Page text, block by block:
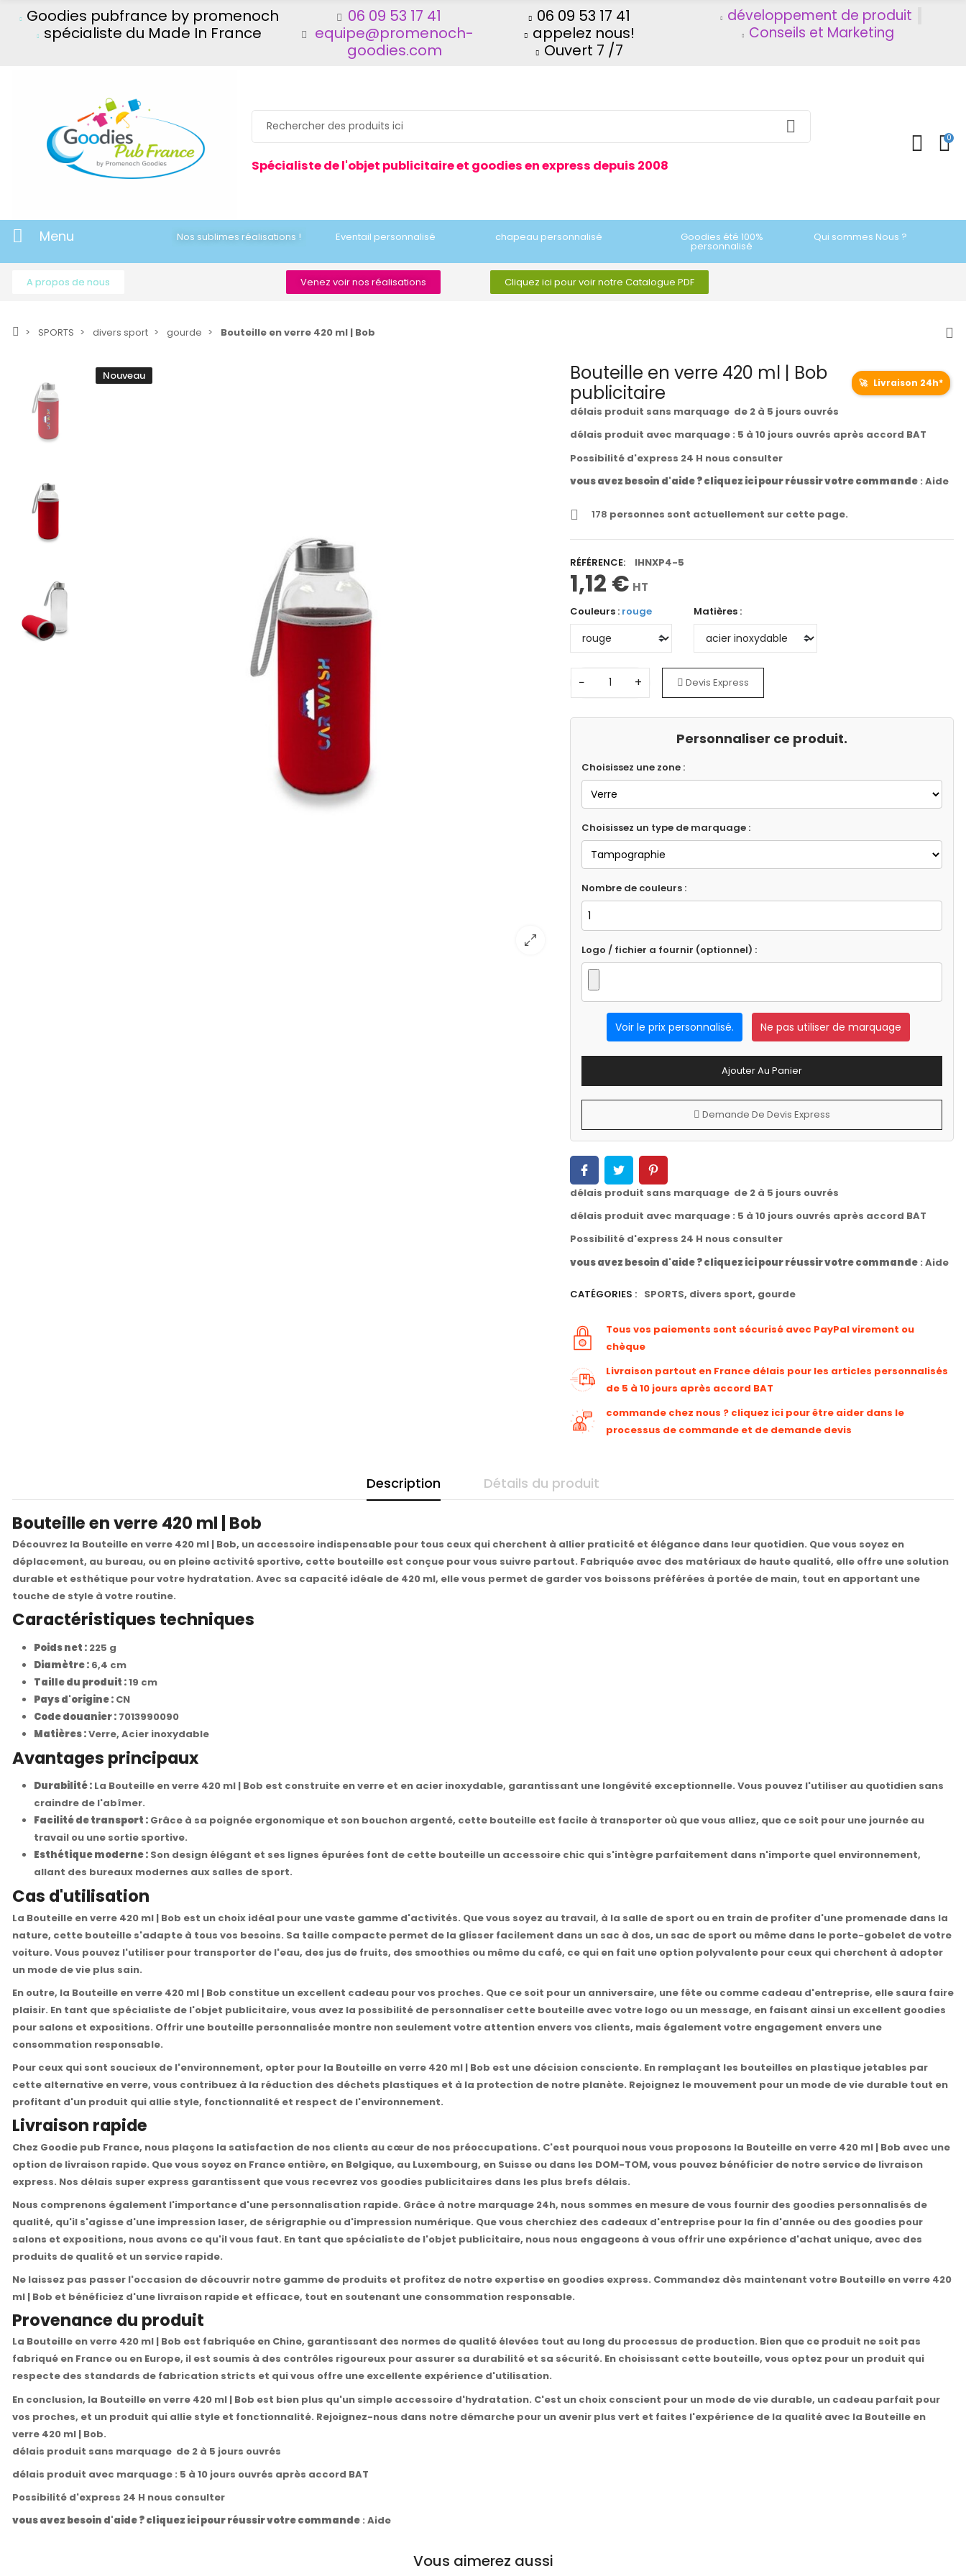
Goodies pubfrance by promenoch
spécialiste du Made In France
06 09 53 17 41
equipe@promenoch-
goodies.com
06 09 53 17 41
appelez nous!
Ouvert 7 /7
développement de produit
Conseils et Marketing
Spécialiste de l'objet publicitaire et goodies en express depuis 2008
0
Menu Nos sublimes réalisations ! Eventail personnalisé chapeau personnalisé Goodies été 100%
personnalisé
Qui sommes Nous ?
A propos de nous Venez voir nos réalisations Cliquez ici pour voir notre Catalogue PDF
SPORTS divers sport gourde Bouteille en verre 420 ml | Bob
Nouveau
Bouteille en verre 420 ml | Bob
publicitaire
🚀 Livraison 24h*
délais produit sans marquage de 2 à 5 jours ouvrés
délais produit avec marquage : 5 à 10 jours ouvrés après accord BAT
Possibilité d'express 24 H nous consulter
vous avez besoin d'aide ? cliquez ici pour réussir votre commande: Aide
178 personnes sont actuellement sur cette page.
RÉFÉRENCE: IHNXP4-5
1,12 € HT
Couleurs : rouge Matières :
− + Devis Express
Personnaliser ce produit.
Choisissez une zone :
Choisissez un type de marquage :
Nombre de couleurs :
Logo / fichier a fournir (optionnel) :
Voir le prix personnalisé. Ne pas utiliser de marquage
Ajouter Au Panier
Demande De Devis Express
délais produit sans marquage de 2 à 5 jours ouvrés
délais produit avec marquage : 5 à 10 jours ouvrés après accord BAT
Possibilité d'express 24 H nous consulter
vous avez besoin d'aide ? cliquez ici pour réussir votre commande: Aide
CATÉGORIES : SPORTS, divers sport, gourde
Tous vos paiements sont sécurisé avec PayPal virement ou
chèque
Livraison partout en France délais pour les articles personnalisés
de 5 à 10 jours après accord BAT
commande chez nous ? cliquez ici pour être aider dans le
processus de commande et de demande devis
Description Détails du produit
Bouteille en verre 420 ml | Bob
Découvrez la Bouteille en verre 420 ml | Bob, un accessoire indispensable pour tous ceux qui cherchent à allier praticité et élégance dans leur quotidien. Que vous soyez en
déplacement, au bureau, ou en pleine activité sportive, cette bouteille est conçue pour vous suivre partout. Fabriquée avec des matériaux de haute qualité, elle offre une solution
durable et esthétique pour votre hydratation. Avec sa capacité idéale de 420 ml, elle vous permet de garder vos boissons préférées à portée de main, tout en apportant une
touche de style à votre routine.
Caractéristiques techniques
Poids net : 225 g
Diamètre : 6,4 cm
Taille du produit :19 cm
Pays d'origine : CN
Code douanier : 7013990090
Matières :Verre, Acier inoxydable
Avantages principaux
Durabilité : La Bouteille en verre 420 ml | Bob est construite en verre et en acier inoxydable, garantissant une longévité exceptionnelle. Vous pouvez l'utiliser au quotidien sans
craindre de l'abîmer.
Facilité de transport : Grâce à sa poignée ergonomique et son bouchon argenté, cette bouteille est facile à transporter où que vous alliez, que ce soit pour une journée au
travail ou une sortie sportive.
Esthétique moderne : Son design élégant et ses lignes épurées font de cette bouteille un accessoire chic qui s'intègre parfaitement dans n'importe quel environnement,
allant des bureaux modernes aux salles de sport.
Cas d'utilisation
La Bouteille en verre 420 ml | Bob est un choix idéal pour une vaste gamme d'activités. Que vous soyez au travail, à la salle de sport ou en train de profiter d'une promenade dans la
nature, cette bouteille s'adapte à tous vos besoins. Sa taille compacte permet de la glisser facilement dans un sac à dos, un sac de sport ou même dans le porte-gobelet de votre
voiture. Vous pouvez l'utiliser pour transporter de l'eau, des jus de fruits, des smoothies ou même du café, ce qui en fait une option polyvalente pour ceux qui cherchent à adopter
un mode de vie plus sain.
En outre, la Bouteille en verre 420 ml | Bob constitue un excellent cadeau pour vos proches. Que ce soit pour un anniversaire, une fête ou comme cadeau d'entreprise, elle saura faire
plaisir. En tant que spécialiste de l'objet publicitaire, vous avez la possibilité de personnaliser cette bouteille avec votre logo ou un message, en faisant ainsi un excellent goodies
pour salons et expositions. Offrir une bouteille personnalisée montre non seulement votre attention envers vos clients, mais également votre engagement envers une
consommation responsable.
Pour ceux qui sont soucieux de l'environnement, opter pour la Bouteille en verre 420 ml | Bob est une décision consciente. En remplaçant les bouteilles en plastique jetables par
cette alternative en verre, vous contribuez à la réduction des déchets plastiques et à la protection de notre planète. Rejoignez le mouvement pour un mode de vie durable tout en
profitant d'un produit qui allie style, fonctionnalité et respect de l'environnement.
Livraison rapide
Chez Goodie pub France, nous plaçons la satisfaction de nos clients au cœur de nos préoccupations. C'est pourquoi nous vous proposons la Bouteille en verre 420 ml | Bob avec une
option de livraison rapide. Que vous soyez en France entière, en Belgique, au Luxembourg, en Suisse ou dans les DOM-TOM, vous pouvez bénéficier de notre service de livraison
express. Nos délais super express garantissent que vous recevrez vos goodies publicitaires dans les plus brefs délais.
Nous comprenons également l'importance d'une personnalisation rapide. Grâce à notre marquage 24h, nous sommes en mesure de vous fournir des goodies personnalisés de
qualité, qu'il s'agisse d'une impression laser, de sérigraphie ou d'impression numérique. Que vous cherchiez des cadeaux d'entreprise pour la fin d'année ou des goodies pour
salons et expositions, nous avons ce qu'il vous faut. En tant que spécialiste de l'objet publicitaire, nous nous engageons à vous offrir une expérience d'achat unique, avec des
produits de qualité et un service rapide.
Ne laissez pas passer l'occasion de découvrir notre gamme de produits et profitez de notre expertise en goodies express. Commandez dès maintenant votre Bouteille en verre 420
ml | Bob et bénéficiez d'une livraison rapide et efficace, tout en soutenant une consommation responsable.
Provenance du produit
La Bouteille en verre 420 ml | Bob est fabriquée en Chine, garantissant des normes de qualité élevées tout au long du processus de production. Bien que ce produit ne soit pas
fabriqué en France ou en Europe, il est soumis à des contrôles rigoureux pour assurer sa durabilité et sa sécurité. En choisissant cette bouteille, vous optez pour un produit qui
respecte des standards de fabrication stricts et qui vous offre une excellente expérience d'utilisation.
En conclusion, la Bouteille en verre 420 ml | Bob est bien plus qu'un simple accessoire d'hydratation. C'est un choix conscient pour un mode de vie durable, un cadeau parfait pour
vos proches, et un produit qui allie style et fonctionnalité. Rejoignez-nous dans notre démarche pour un avenir plus vert et faites l'expérience de la qualité avec la Bouteille en
verre 420 ml | Bob.
délais produit sans marquage de 2 à 5 jours ouvrés
délais produit avec marquage : 5 à 10 jours ouvrés après accord BAT
Possibilité d'express 24 H nous consulter
vous avez besoin d'aide ? cliquez ici pour réussir votre commande : Aide
Vous aimerez aussi